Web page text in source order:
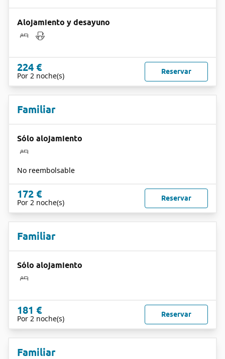
Alojamiento y desayuno
224 €
Por 2 noche(s) Reservar
Familiar
Sólo alojamiento
No reembolsable
172 €
Por 2 noche(s) Reservar
Familiar
Sólo alojamiento
181 €
Por 2 noche(s) Reservar
Familiar